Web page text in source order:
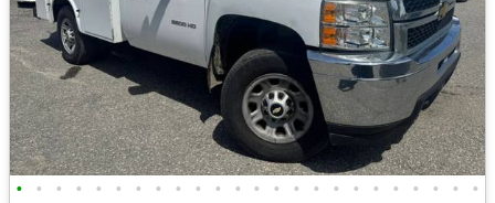
• • • • • • • • • • • • • • • • • • • • • • • •